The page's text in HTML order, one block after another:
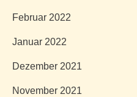
Februar 2022
Januar 2022
Dezember 2021
November 2021